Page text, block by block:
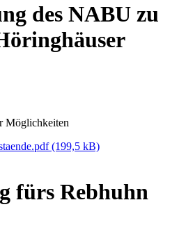
des NABU zu
Möglichkeiten
(199,5 kB)
fürs Rebhuhn